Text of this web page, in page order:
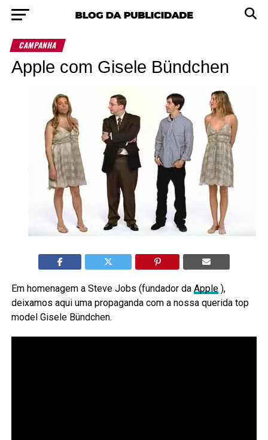
CAMPANHA
Apple com Gisele Bündchen
Em homenagem a Steve Jobs (fundador da Apple),
deixamos aqui uma propaganda com a nossa querida top
model Gisele Bündchen.